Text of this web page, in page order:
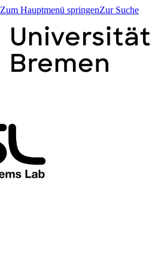
Zum Hauptmenü springenZur Suche